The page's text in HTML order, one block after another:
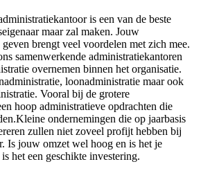
is een van de beste
maar zal maken. Jouw
brengt veel voordelen met zich mee.
samenwerkende administratiekantoren
overnemen binnen het organisatie.
loonadministratie maar ook
Vooral bij de grotere
hoop administratieve opdrachten die
ondernemingen die op jaarbasis
zullen niet zoveel profijt hebben bij
Is jouw omzet wel hoog en is het je
het een geschikte investering.